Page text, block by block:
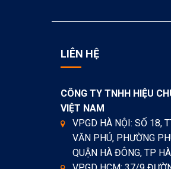
LIÊN HỆ
CÔNG TY TNHH HIỆU
VIỆT NAM
VPGD HÀ NỘI: SỐ 18,
VĂN PHÚ, PHƯỜNG
QUẬN HÀ ĐÔNG, TP HÀ